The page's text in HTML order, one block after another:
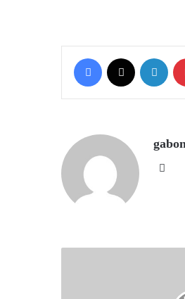
Facebook